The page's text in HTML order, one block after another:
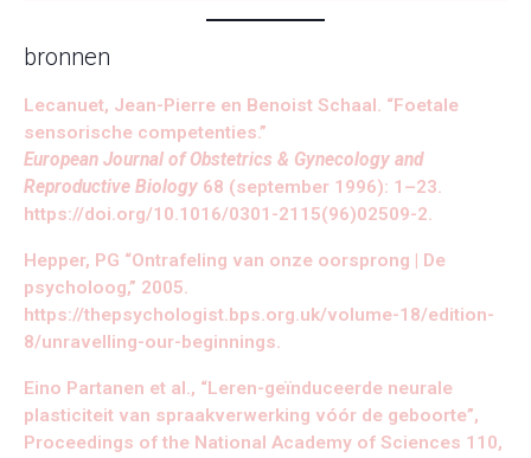
bronnen
Lecanuet, Jean-Pierre en Benoist Schaal. “Foetale
sensorische competenties.”
European Journal of Obstetrics & Gynecology and
Reproductive Biology 68 (september 1996): 1–23.
https://doi.org/10.1016/0301-2115(96)02509-2.
Hepper, PG “Ontrafeling van onze oorsprong | De
psycholoog,” 2005.
https://thepsychologist.bps.org.uk/volume-18/edition-
8/unravelling-our-beginnings.
Eino Partanen et al., “Leren-geïnduceerde neurale
plasticiteit van spraakverwerking vóór de geboorte”,
Proceedings of the National Academy of Sciences 110,